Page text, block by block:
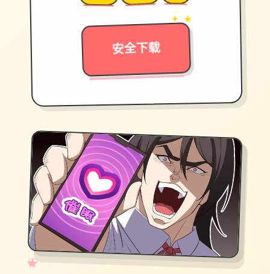
安全下载
→
✦ ★
✧
♡
★
♥